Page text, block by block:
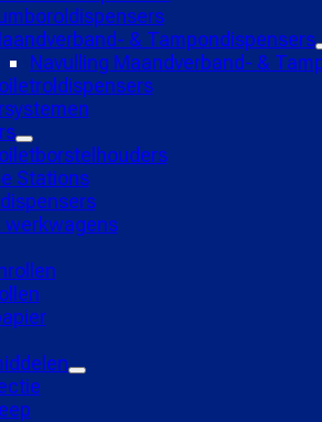
& Tampondispensers
Navulling Maandverband- &
Stations
werkwagens